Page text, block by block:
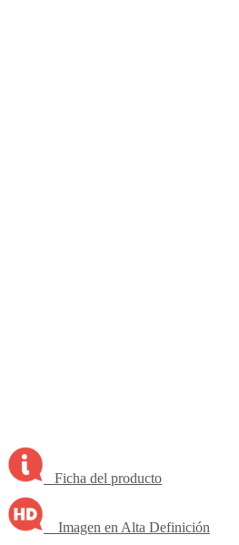
Ficha del producto
Imagen en Alta Definición